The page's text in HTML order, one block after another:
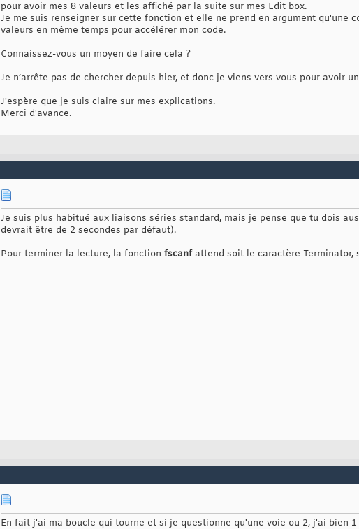
pour avoir mes 8 valeurs et les affiché par la suite sur mes Edit box.
Je me suis renseigner sur cette fonction et elle ne prend en argument qu'une
valeurs en même temps pour accélérer mon code.
Connaissez-vous un moyen de faire cela ?
Je n’arrête pas de chercher depuis hier, et donc je viens vers vous pour avoir
J'espère que je suis claire sur mes explications.
Merci d'avance.
Je suis plus habitué aux liaisons séries standard, mais je pense que tu dois
devrait être de 2 secondes par défaut).
Pour terminer la lecture, la fonction fscanfattend soit le caractère Terminator,
En fait j'ai ma boucle qui tourne et si je questionne qu'une voie ou 2, j'ai bien